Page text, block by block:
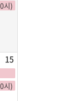
시)
15
시)